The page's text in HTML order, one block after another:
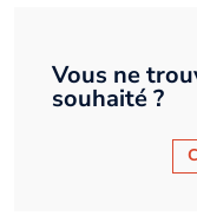
Vous ne
souhaité ?